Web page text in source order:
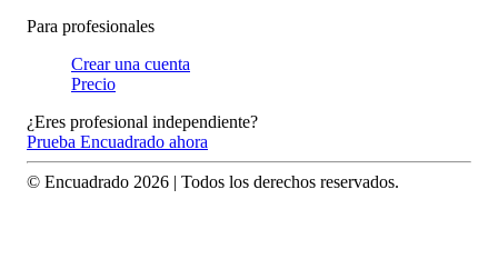
Para profesionales
Crear una cuenta
Precio
¿Eres profesional independiente?
Prueba Encuadrado ahora
© Encuadrado 2026 | Todos los derechos reservados.